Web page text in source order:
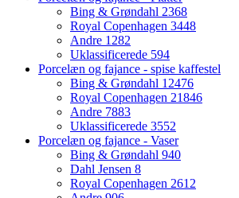
Bing & Grøndahl 2368
Royal Copenhagen 3448
Andre 1282
Uklassificerede 594
Porcelæn og fajance - spise kaffestel
Bing & Grøndahl 12476
Royal Copenhagen 21846
Andre 7883
Uklassificerede 3552
Porcelæn og fajance - Vaser
Bing & Grøndahl 940
Dahl Jensen 8
Royal Copenhagen 2612